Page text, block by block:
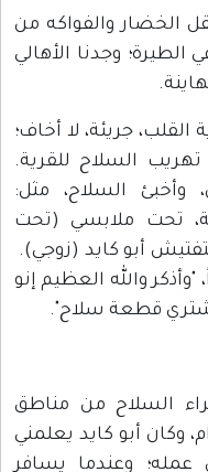
الخضار والفواكه من
وجدنا الأهالي
جريئة، لا أخاف؛
السلاح للقرية.
السلاح، مثل:
تحت ملابسي (تحت
أبو كايد (زوجي).
والله العظيم إنو
قطعة سلاح".
السلاح من مناطق
وكان أبو كايد يعلمني
وعندما يسافر